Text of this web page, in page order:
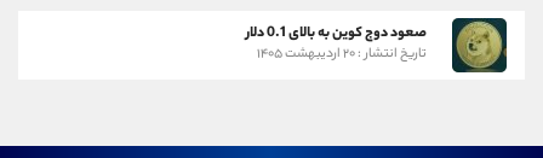
صعود دوج کوین به بالای 0.1 دلار
تاریخ انتشار : ۲۰ اردیبهشت ۱۴۰۵